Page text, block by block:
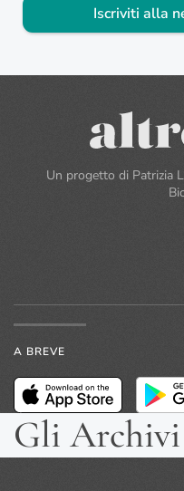
Iscriviti alla
Un progetto di Patrizia
A BREVE
Gli